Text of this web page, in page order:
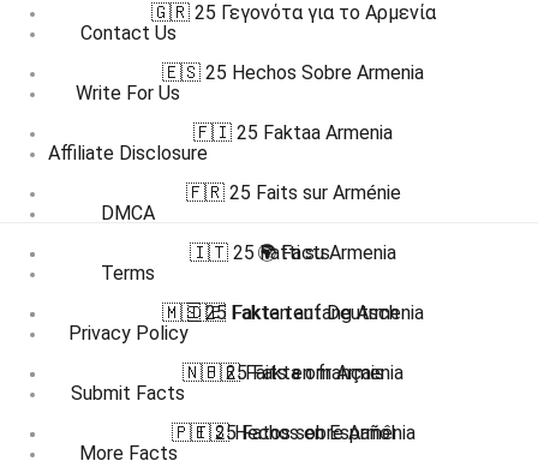
Contact Us
Write For Us
Affiliate Disclosure
DMCA
Terms
Privacy Policy
Submit Facts
More Facts
🇬🇷 25 Γεγονότα για το Αρμενία
🇪🇸 25 Hechos Sobre Armenia
🇫🇮 25 Faktaa Armenia
🇫🇷 25 Faits sur Arménie
🇮🇹 25 Fatti su Armenia
🇲🇸 25 Fakta tentang Armenia
🇳🇴 25 Fakta om Armenia
🇵🇹 25 Fatos sobre Armênia
🌍 Facts
🇩🇪 Fakten auf Deutsch
🇫🇷 Faits en français
🇪🇸 Hechos en Español